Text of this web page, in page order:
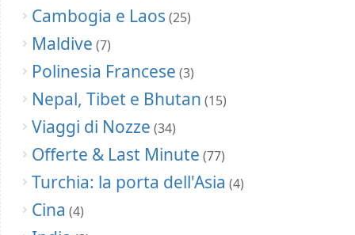
Cambogia e Laos (25)
Maldive (7)
Polinesia Francese (3)
Nepal, Tibet e Bhutan (15)
Viaggi di Nozze (34)
Offerte & Last Minute (77)
Turchia: la porta dell'Asia (4)
Cina (4)